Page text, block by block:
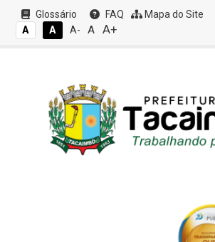
Glossário FAQ Mapa do Site
A
A A- A A+